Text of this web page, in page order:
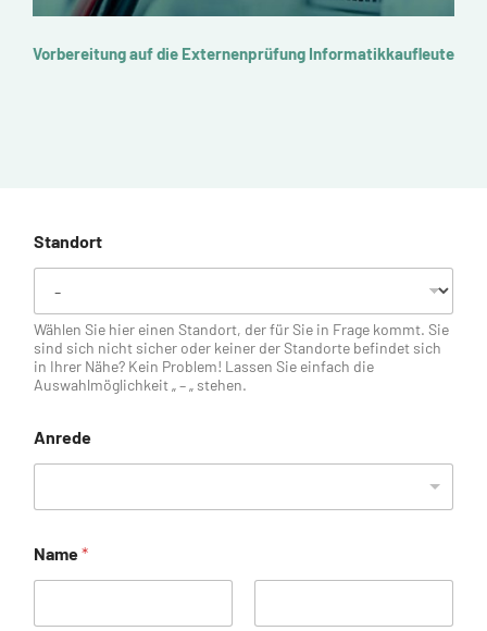
Vorbereitung auf die Externenprüfung Informatikkaufleute
Standort
Wählen Sie hier einen Standort, der für Sie in Frage kommt. Sie
sind sich nicht sicher oder keiner der Standorte befindet sich
in Ihrer Nähe? Kein Problem! Lassen Sie einfach die
Auswahlmöglichkeit „ – „ stehen.
Anrede
Name*